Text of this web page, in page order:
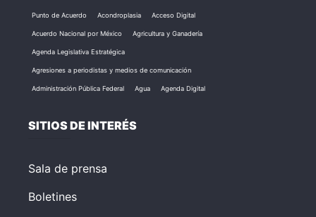
Punto de Acuerdo Acondroplasia Acceso Digital
Acuerdo Nacional por México Agricultura y Ganadería
Agenda Legislativa Estratégica
Agresiones a periodistas y medios de comunicación
Administración Pública Federal Agua Agenda Digital
SITIOS DE INTERÉS
Sala de prensa
Boletines